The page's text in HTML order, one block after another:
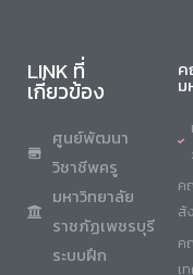
LINK ที่
เกี่ยวข้อง
ศูนย์พัฒนา
วิชาชีพครู
มหาวิทยาลัย
ราชภัฏเพชรบุรี
ระบบฝึก
ค
ม
ค
สั
ค
เ